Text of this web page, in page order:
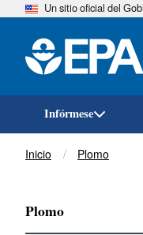
Un sitio oficial del
Infórmese
Breadcrumb
Inicio Plomo
Plomo